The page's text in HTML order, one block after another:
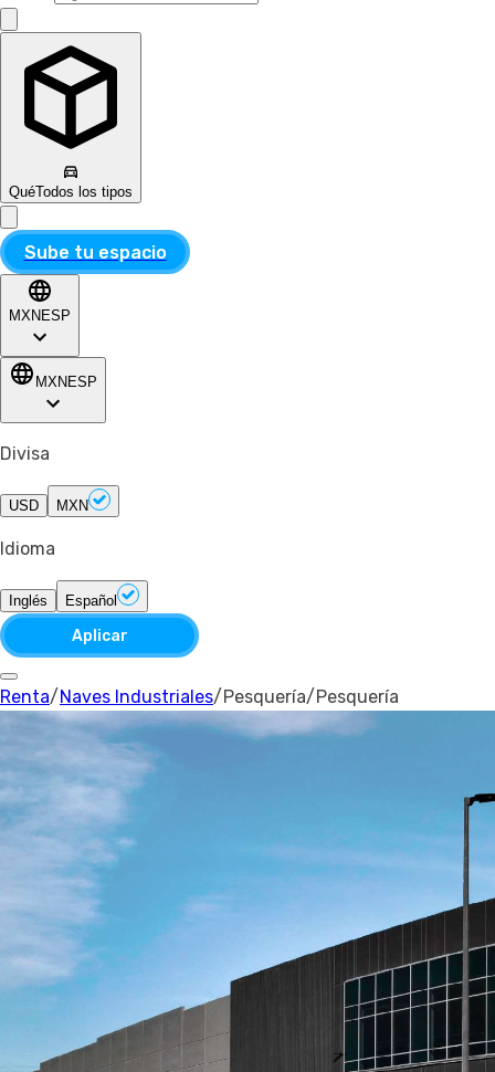
QuéTodos los tipos
Sube tu espacio
MXN ESP
MXN ESP
Divisa
USD MXN
Idioma
Inglés Español
Aplicar
Renta/Naves Industriales/Pesquería/Pesquería